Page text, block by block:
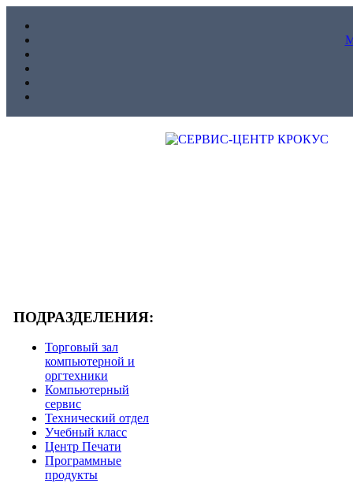
ПОДРАЗДЕЛЕНИЯ:
Торговый зал
компьютерной и
оргтехники
Компьютерный
сервис
Технический отдел
Учебный класс
Центр Печати
Программные
продукты